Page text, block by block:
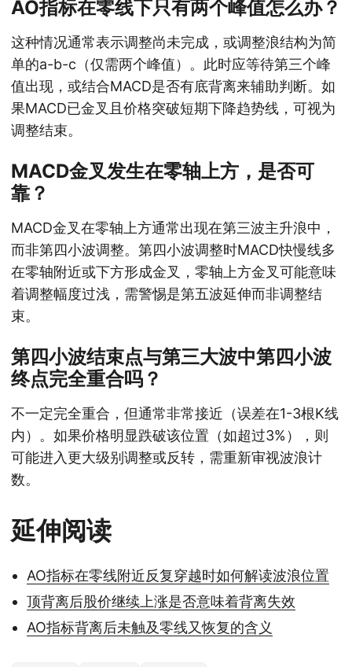
AO指标在零线下只有两个峰值怎么办？
这种情况通常表示调整尚未完成，或调整浪结构为简
单的a-b-c（仅需两个峰值）。此时应等待第三个峰
值出现，或结合MACD是否有底背离来辅助判断。如
果MACD已金叉且价格突破短期下降趋势线，可视为
调整结束。
MACD金叉发生在零轴上方，是否可
靠？
MACD金叉在零轴上方通常出现在第三波主升浪中，
而非第四小波调整。第四小波调整时MACD快慢线多
在零轴附近或下方形成金叉，零轴上方金叉可能意味
着调整幅度过浅，需警惕是第五波延伸而非调整结
束。
第四小波结束点与第三大波中第四小波
终点完全重合吗？
不一定完全重合，但通常非常接近（误差在1-3根K线
内）。如果价格明显跌破该位置（如超过3%），则
可能进入更大级别调整或反转，需重新审视波浪计
数。
延伸阅读
AO指标在零线附近反复穿越时如何解读波浪位置
顶背离后股价继续上涨是否意味着背离失效
AO指标背离后未触及零线又恢复的含义